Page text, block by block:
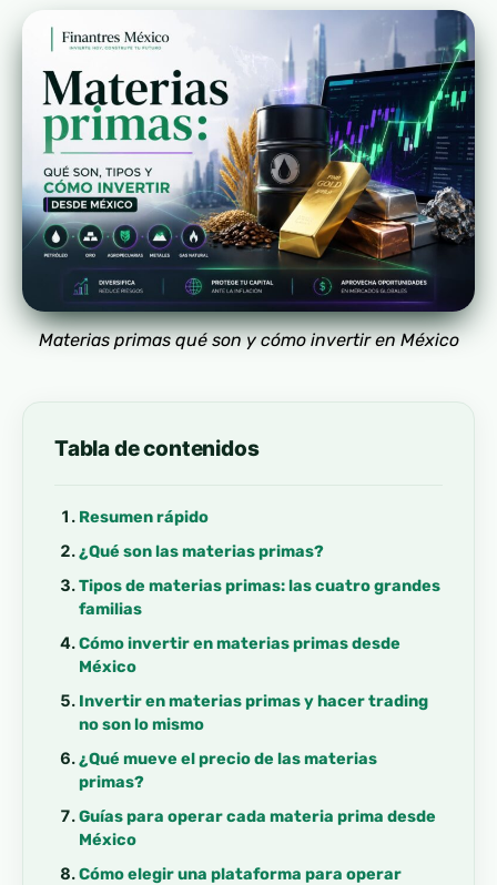
Materias primas qué son y cómo invertir en México
Tabla de contenidos
Resumen rápido
¿Qué son las materias primas?
Tipos de materias primas: las cuatro grandes
familias
Cómo invertir en materias primas desde
México
Invertir en materias primas y hacer trading
no son lo mismo
¿Qué mueve el precio de las materias
primas?
Guías para operar cada materia prima desde
México
Cómo elegir una plataforma para operar